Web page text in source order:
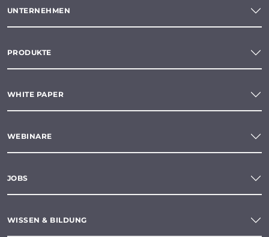
UNTERNEHMEN
PRODUKTE
WHITE PAPER
WEBINARE
JOBS
WISSEN & BILDUNG